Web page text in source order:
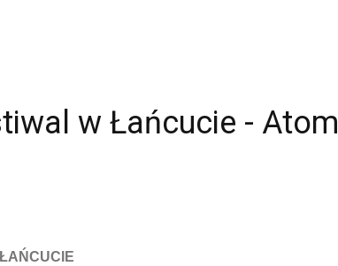
w Łańcucie - Atom